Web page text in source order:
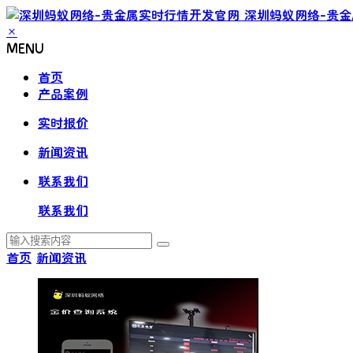
深圳蚂蚁网络-贵
×
MENU
首页
产品案例
实时报价
新闻资讯
联系我们
联系我们
首页 新闻资讯